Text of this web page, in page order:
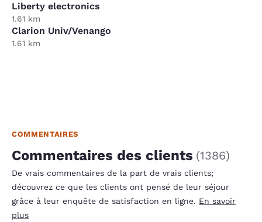
Liberty electronics
1.61 km
Clarion Univ/Venango
1.61 km
COMMENTAIRES
Commentaires des clients (1386)
De vrais commentaires de la part de vrais clients;
découvrez ce que les clients ont pensé de leur séjour
grâce à leur enquête de satisfaction en ligne. En savoir
plus